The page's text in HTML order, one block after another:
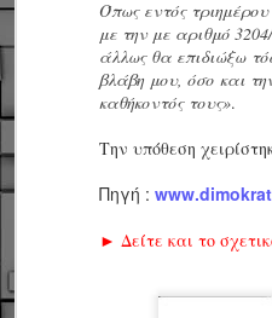
Όπως εντός
με την με αριθμό
άλλως θα επιδιώξω
βλάβη μου, όσο και
καθήκοντός τους».
Την υπόθεση
Πηγή :
► Δείτε και το